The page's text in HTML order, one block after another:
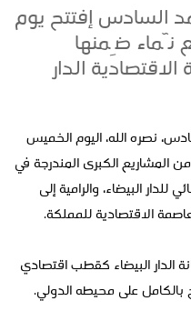
السادس إفتتح يوم
نٓماء ضِمنها
الدار
نصره الله، اليوم الخميس
المشاريع الكبرى المندرجة في
البيضاء، والرامية إلى
الاقتصادية للمملكة.
الدار البيضاء كقطب اقتصادي
بالكامل على محيطه الدولي.